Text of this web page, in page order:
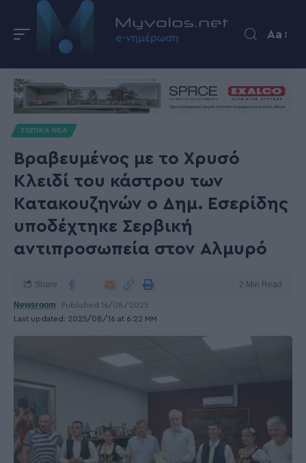
Aa
ΤΟΠΙΚΑ ΝΕΑ
Βραβευμένος με το Χρυσό
Κλειδί του κάστρου των
Κατακουζηνών ο Δημ. Εσερίδης
υποδέχτηκε Σερβική
αντιπροσωπεία στον Αλμυρό
Last updated: 2025/08/16 at 6:22 ΜΜ
Newsroom Published 16/08/2025
Share 2 Min Read